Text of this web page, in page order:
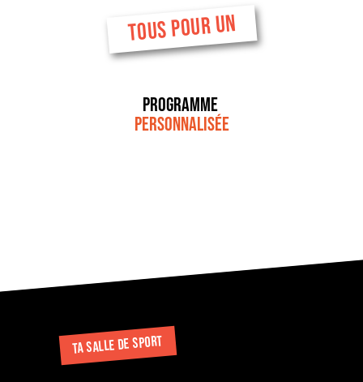
TOUS POUR UN
Programme
personnalisée
TA SALLE DE SPORT